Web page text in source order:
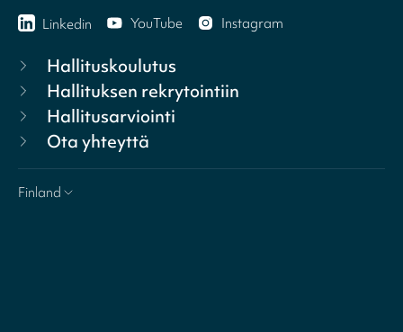
Linkedin YouTube Instagram
Hallituskoulutus
Hallituksen rekrytointiin
Hallitusarviointi
Ota yhteyttä
Finland